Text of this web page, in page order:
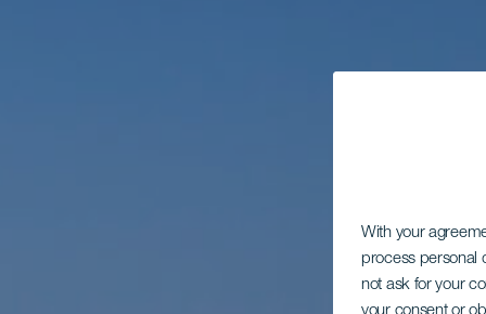
With your
process personal
not ask for your